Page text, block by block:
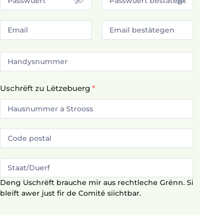
Uschrëft zu Lëtzebuerg *
Deng Uschrëft brauche mir aus rechtleche Grënn. Si
bleift awer just fir de Comité siichtbar.